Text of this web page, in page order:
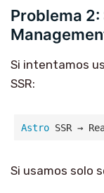
Problema 2:
Si intentamos
SSR:
Astro
Si usamos solo